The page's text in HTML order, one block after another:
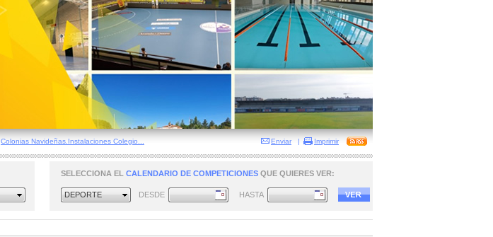
Colonias Navideñas.Instalaciones Colegio... Enviar | Imprimir
SELECCIONA EL CALENDARIO DE COMPETICIONES QUE QUIERES VER:
DEPORTE DESDE HASTA